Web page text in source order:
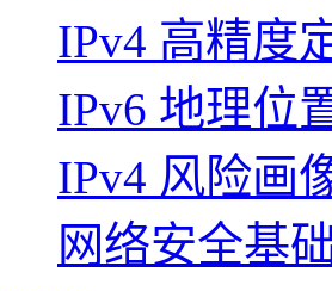
IPv4 高精度
IPv6 地理位
IPv4 风险画
网络安全基